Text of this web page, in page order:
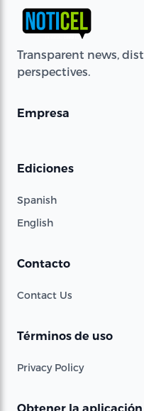
Transparent news,
perspectives.
Empresa
Ediciones
Spanish
English
Contacto
Contact Us
Términos de uso
Privacy Policy